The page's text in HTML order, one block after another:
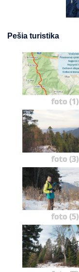
Pešia turistika
foto (1)
foto (3)
foto (5)